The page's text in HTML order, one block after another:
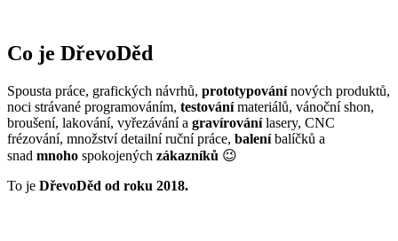
Co je DřevoDěd
Spousta práce, grafických návrhů, prototypovánínových produktů,
noci strávané programováním, testovánímateriálů, vánoční shon,
broušení, lakování, vyřezávání a gravírovánílasery, CNC
frézování, množství detailní ruční práce, baleníbalíčků a
snad mnoho spokojených zákazníků 😉
To je DřevoDěd od roku 2018.